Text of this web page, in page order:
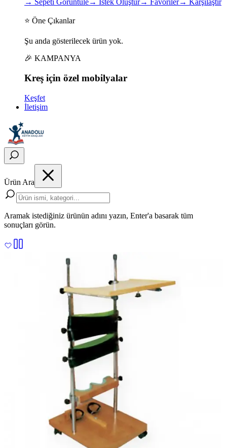
→ Sepeti Görüntüle→ İstek Oluştur→ Favoriler→ Karşılaştır
⭐ Öne Çıkanlar
Şu anda gösterilecek ürün yok.
🎉 KAMPANYA
Kreş için özel mobilyalar
Keşfet
İletişim
Ürün Ara
Aramak istediğiniz ürünün adını yazın, Enter'a basarak tüm
sonuçları görün.